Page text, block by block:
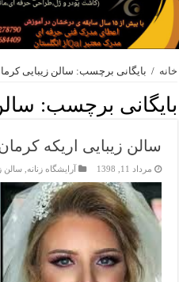
خانه / بایگانی برچسب: سالن زیبایی
بایگانی برچسب:
سالن زیبایی اریکه
مرداد 11, 1398 آرایشگاه زنانه ,سالن